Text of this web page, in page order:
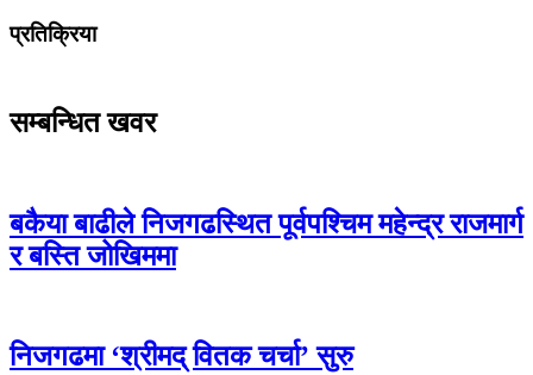
प्रतिक्रिया
सम्बन्धित खवर
बकैया बाढीले निजगढस्थित पूर्वपश्चिम महेन्द्र राजमार्ग
र बस्ति जोखिममा
निजगढमा ‘श्रीमद् वितक चर्चा’ सुरु